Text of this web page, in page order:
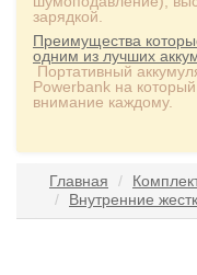
зарядкой.
Преимущества
одним из лучших
Портативный
Powerbank на
внимание каждому.
Главная
Внутренние